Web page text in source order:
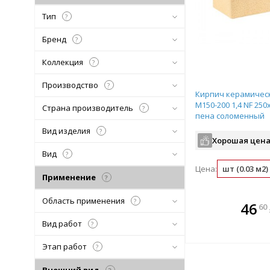
Кирпич
М150-200 1,4 NF
пена соломенный
Хорошая
Цена: шт (0.03 м2)
В комплекте
всегда выгоднее!
46 60
В
всегда
Тип ?
Бренд ?
Коллекция ?
Производство ?
Страна производитель ?
Вид изделия ?
Вид ?
Применение ?
Область применения ?
Вид работ ?
Этап работ ?